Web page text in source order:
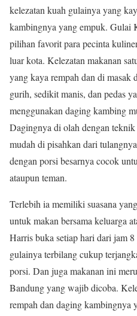
kelezatan kuah gulainya yang
kambingnya yang empuk. Gulai
pilihan favorit para pecinta
luar kota. Kelezatan makanan
yang kaya rempah dan di masak
gurih, sedikit manis, dan pedas
menggunakan daging kambing
Dagingnya di olah dengan
mudah di pisahkan dari
dengan porsi besarnya cocok
ataupun teman.
Terlebih ia memiliki suasana
untuk makan bersama keluarga
Harris buka setiap hari dari jam
gulainya terbilang cukup
porsi. Dan juga makanan ini
Bandung yang wajib dicoba.
rempah dan daging kambingnya